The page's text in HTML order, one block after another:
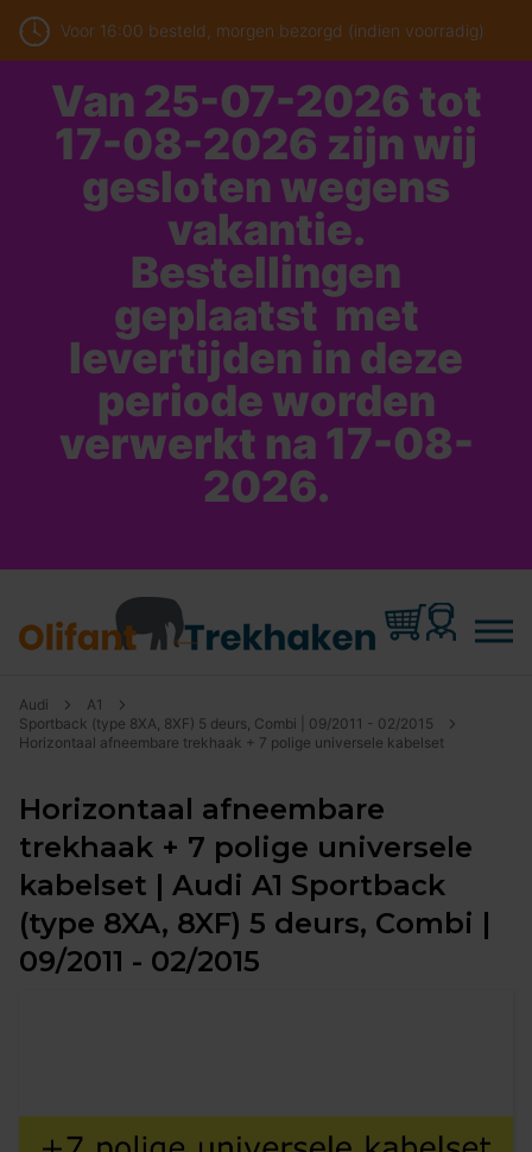
Voor 16:00 besteld, morgen bezorgd (indien voorradig)
Van 25-07-2026 tot
17-08-2026 zijn wij
gesloten wegens
vakantie.
Bestellingen
geplaatst met
levertijden in deze
periode worden
verwerkt na 17-08-
2026.
Audi
A1
Sportback (type 8XA, 8XF) 5 deurs, Combi | 09/2011 - 02/2015
Horizontaal afneembare trekhaak + 7 polige universele kabelset
Horizontaal afneembare
trekhaak + 7 polige universele
kabelset | Audi A1 Sportback
(type 8XA, 8XF) 5 deurs, Combi |
09/2011 - 02/2015